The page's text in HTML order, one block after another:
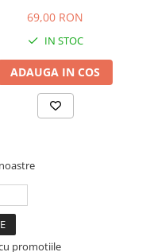
69,00 RON
IN STOC
ADAUGA IN COS
promotiile